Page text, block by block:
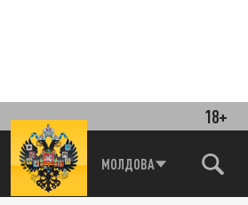
18+
МОЛДОВА